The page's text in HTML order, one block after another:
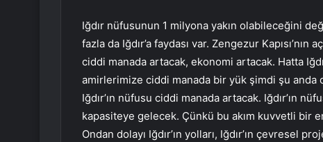
Iğdır nüfusunun 1 milyona yakın olabileceğini
fazla da Iğdır’a faydası var. Zengezur Kapısı’nın
ciddi manada artacak, ekonomi artacak. Hatta
amirlerimize ciddi manada bir yük şimdi şu anda
Iğdır’ın nüfusu ciddi manada artacak. Iğdır’ın
kapasiteye gelecek. Çünkü bu akım kuvvetli bir
Ondan dolayı Iğdır’ın yolları, Iğdır’ın çevresel